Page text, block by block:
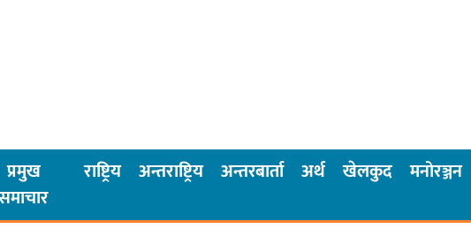
प्रमुख
राष्ट्रिय अन्तराष्ट्रिय अन्तरबार्ता अर्थ खेलकुद मनोरञ्जन